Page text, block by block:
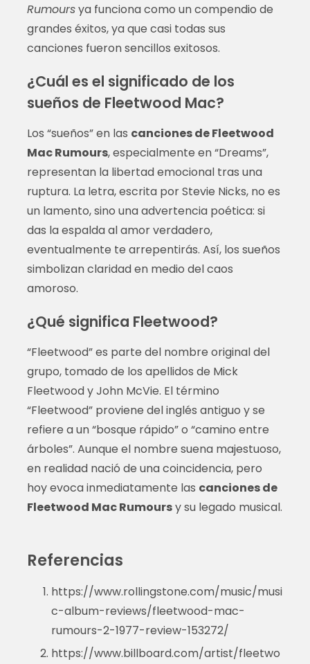
Rumoursya funciona como un compendio de
grandes éxitos, ya que casi todas sus
canciones fueron sencillos exitosos.
¿Cuál es el significado de los
sueños de Fleetwood Mac?
Los “sueños” en las canciones de Fleetwood
Mac Rumours, especialmente en “Dreams”,
representan la libertad emocional tras una
ruptura. La letra, escrita por Stevie Nicks, no es
un lamento, sino una advertencia poética: si
das la espalda al amor verdadero,
eventualmente te arrepentirás. Así, los sueños
simbolizan claridad en medio del caos
amoroso.
¿Qué significa Fleetwood?
“Fleetwood” es parte del nombre original del
grupo, tomado de los apellidos de Mick
Fleetwood y John McVie. El término
“Fleetwood” proviene del inglés antiguo y se
refiere a un “bosque rápido” o “camino entre
árboles”. Aunque el nombre suena majestuoso,
en realidad nació de una coincidencia, pero
hoy evoca inmediatamente las canciones de
Fleetwood Mac Rumoursy su legado musical.
Referencias
https://www.rollingstone.com/music/musi
c-album-reviews/fleetwood-mac-
rumours-2-1977-review-153272/
https://www.billboard.com/artist/fleetwo